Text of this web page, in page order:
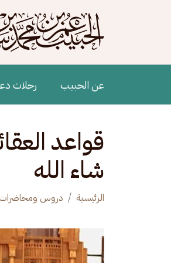
navigation
عن الحبيب رحلات
شاء الله
الرئيسية دروس ومحاضرات